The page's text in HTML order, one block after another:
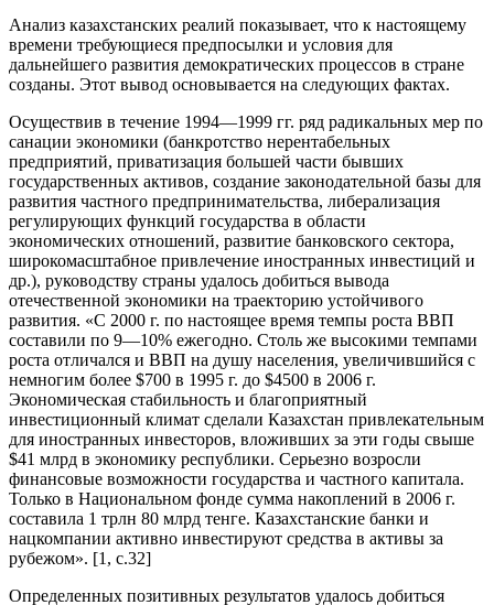
Анализ казахстанских реалий показывает, что к настоящему
времени требующиеся предпосылки и условия для
дальнейшего развития демократических процессов в стране
созданы. Этот вывод основывается на следующих фактах.
Осуществив в течение 1994—1999 гг. ряд радикальных мер по
санации экономики (банкротство нерентабельных
предприятий, приватизация большей части бывших
государственных активов, создание законодательной базы для
развития частного предпринимательства, либерализация
регулирующих функций государства в области
экономических отношений, развитие банковского сектора,
широкомасштабное привлечение иностранных инвестиций и
др.), руководству страны удалось добиться вывода
отечественной экономики на траекторию устойчивого
развития. «С 2000 г. по настоящее время темпы роста ВВП
составили по 9—10% ежегодно. Столь же высокими темпами
роста отличался и ВВП на душу населения, увеличившийся с
немногим более $700 в 1995 г. до $4500 в 2006 г.
Экономическая стабильность и благоприятный
инвестиционный климат сделали Казахстан привлекательным
для иностранных инвесторов, вложивших за эти годы свыше
$41 млрд в экономику республики. Серьезно возросли
финансовые возможности государства и частного капитала.
Только в Национальном фонде сумма накоплений в 2006 г.
составила 1 трлн 80 млрд тенге. Казахстанские банки и
нацкомпании активно инвестируют средства в активы за
рубежом». [1, с.32]
Определенных позитивных результатов удалось добиться